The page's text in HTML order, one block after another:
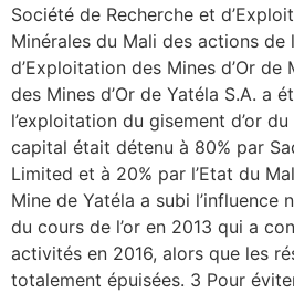
Société de Recherche et
Minérales du Mali des actions de
d’Exploitation des Mines d’Or de
des Mines d’Or de Yatéla S.A. a
l’exploitation du gisement d’or
capital était détenu à 80% par
Limited et à 20% par l’Etat du
Mine de Yatéla a subi l’influence
du cours de l’or en 2013 qui a
activités en 2016, alors que les
totalement épuisées. 3 Pour